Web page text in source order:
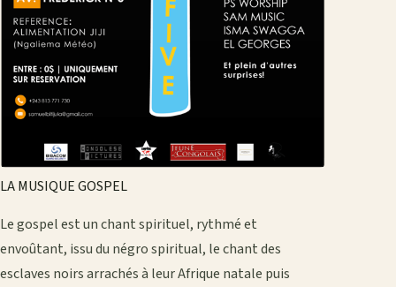
LA MUSIQUE GOSPEL
Le gospel est un chant spirituel, rythmé et
envoûtant, issu du négro spiritual, le chant des
esclaves noirs arrachés à leur Afrique natale puis